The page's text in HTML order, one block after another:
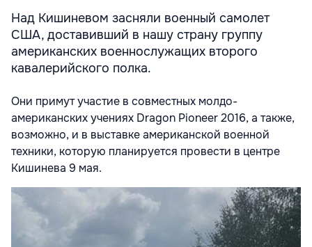
Над Кишиневом засняли военный самолет
США, доставивший в нашу страну группу
американских военнослужащих второго
кавалерийского полка.
Они примут участие в совместных молдо-
американских учениях Dragon Pioneer 2016, а также,
возможно, и в выставке американской военной
техники, которую планируется провести в центре
Кишинева 9 мая.